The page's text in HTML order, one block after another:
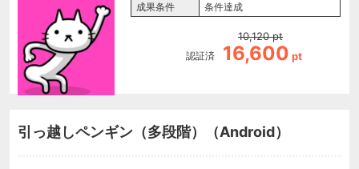
成果条件 条件達成
認証済
10,120 pt
16,600 pt
引っ越しペンギン（多段階）（Android）